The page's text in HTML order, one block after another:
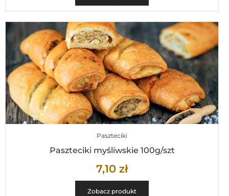
Paszteciki
Paszteciki myśliwskie 100g/szt
7,10 zł
Zobacz produkt